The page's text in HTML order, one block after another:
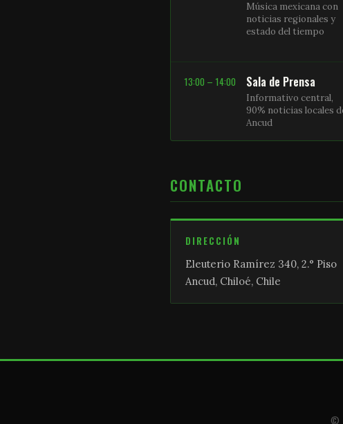
Música mexicana con
noticias regionales y
estado del tiempo
13:00 – 14:00 Sala de Prensa
Informativo central,
90% noticias locales
Ancud
CONTACTO
DIRECCIÓN
Eleuterio Ramírez 340, 2.° Piso
Ancud, Chiloé, Chile
©